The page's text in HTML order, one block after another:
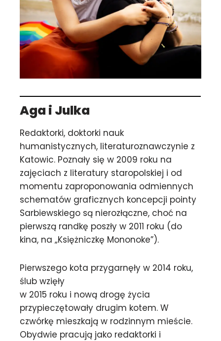
Aga i Julka
Redaktorki, doktorki nauk
humanistycznych, literaturoznawczynie z
Katowic. Poznały się w 2009 roku na
zajęciach z literatury staropolskiej i od
momentu zaproponowania odmiennych
schematów graficznych koncepcji pointy
Sarbiewskiego są nierozłączne, choć na
pierwszą randkę poszły w 2011 roku (do
kina, na „Księżniczkę Mononoke”).
Pierwszego kota przygarnęły w 2014 roku,
ślub wzięły
w 2015 roku i nową drogę życia
przypieczętowały drugim kotem. W
czwórkę mieszkają w rodzinnym mieście.
Obydwie pracują jako redaktorki i